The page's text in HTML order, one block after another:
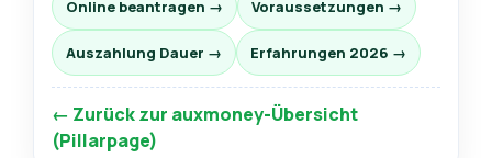
Online beantragen → Voraussetzungen →
Auszahlung Dauer → Erfahrungen 2026 →
← Zurück zur auxmoney-Übersicht
(Pillarpage)